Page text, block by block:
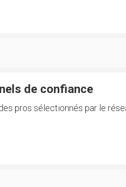
de confiance
pros sélectionnés par le